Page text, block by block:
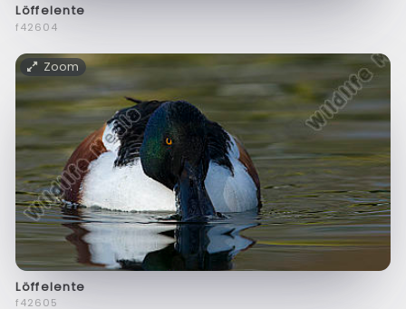
Löffelente
f42604
Zoom
Löffelente
f42605